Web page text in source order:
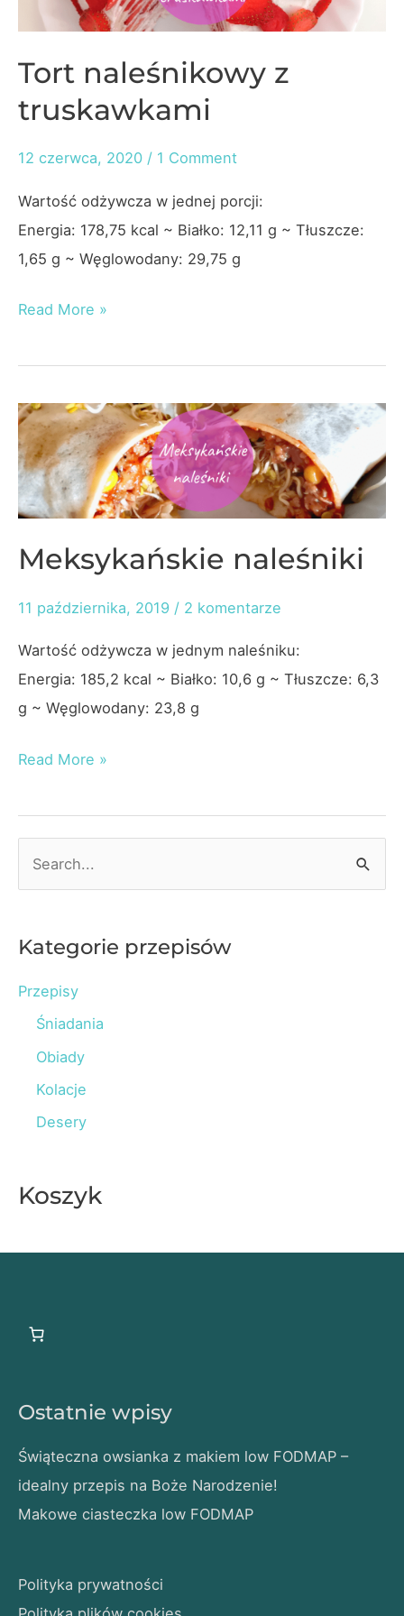
Tort naleśnikowy z
truskawkami
12 czerwca, 2020 / 1 Comment
Wartość odżywcza w jednej porcji:
Energia: 178,75 kcal ~ Białko: 12,11 g ~ Tłuszcze:
1,65 g ~ Węglowodany: 29,75 g
Tort
z
Read More »
Meksykańskie naleśniki
11 października, 2019 / 2 komentarze
Wartość odżywcza w jednym naleśniku:
Energia: 185,2 kcal ~ Białko: 10,6 g ~ Tłuszcze: 6,3
g ~ Węglowodany: 23,8 g
Meksykańskie
Read More »
r
h
Kategorie przepisów
Przepisy
Śniadania
Obiady
Kolacje
Desery
Koszyk
Ostatnie wpisy
Świąteczna owsianka z makiem low FODMAP –
idealny przepis na Boże Narodzenie!
Makowe ciasteczka low FODMAP
Polityka prywatności